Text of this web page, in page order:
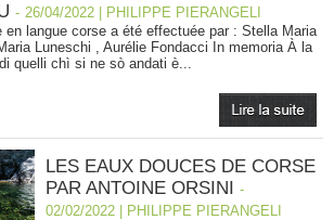
- 26/04/2022 | PHILIPPE PIERANGELI
en langue corse a été effectuée par : Stella Maria
Luneschi , Aurélie Fondacci In memoria À la
quelli chì si ne sò andati è...
LES EAUX DOUCES DE CORSE
PAR ANTOINE ORSINI -
02/02/2022 | PHILIPPE PIERANGELI